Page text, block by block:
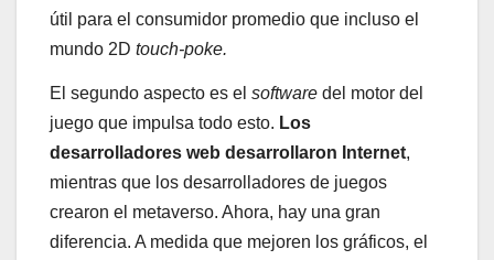
útil para el consumidor promedio que incluso el
mundo 2D touch-poke.
El segundo aspecto es el software del motor del
juego que impulsa todo esto. Los
desarrolladores web desarrollaron Internet,
mientras que los desarrolladores de juegos
crearon el metaverso. Ahora, hay una gran
diferencia. A medida que mejoren los gráficos, el